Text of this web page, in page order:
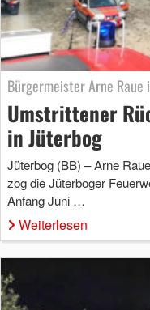
Bürgermeister Arne Raue
Umstrittener
in Jüterbog
Jüterbog (BB) – Arne
zog die Jüterboger
Anfang Juni …
Weiterlesen